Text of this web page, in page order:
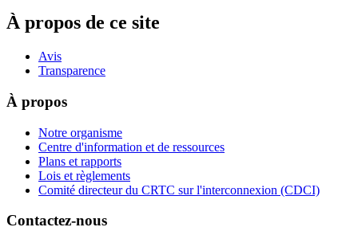
À propos de ce site
Avis
Transparence
À propos
Notre organisme
Centre d'information et de ressources
Plans et rapports
Lois et règlements
Comité directeur du CRTC sur l'interconnexion (CDCI)
Contactez-nous